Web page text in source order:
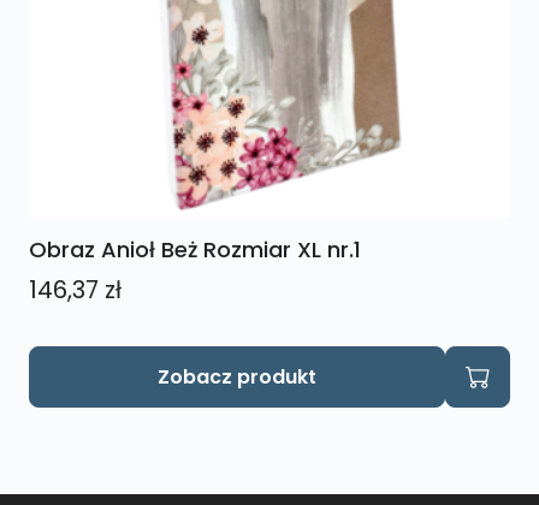
Obraz Anioł Beż Rozmiar XL nr.1
146,37 zł
Zobacz produkt